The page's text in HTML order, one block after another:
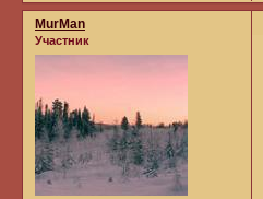
MurMan
Участник